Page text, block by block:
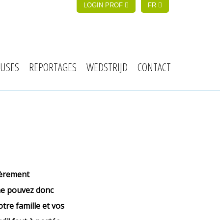
LOGIN PROF FR
REPORTAGES WEDSTRIJD CONTACT
pouvez donc
famille et vos